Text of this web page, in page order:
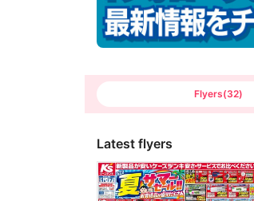
Flyers(32)
Latest flyers